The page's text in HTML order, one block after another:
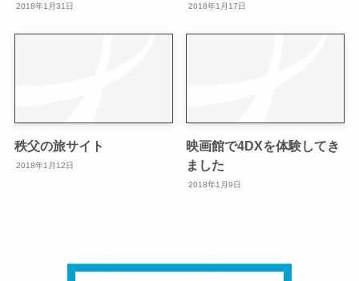
2018年1月31日 2018年1月17日
秩父の旅サイト
2018年1月12日
映画館で4DXを体験してき
ました
2018年1月9日